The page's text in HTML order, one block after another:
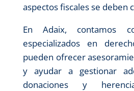
aspectos fiscales se deben
En Adaix, contamos
especializados en
pueden ofrecer
y ayudar a gestionar
donaciones y